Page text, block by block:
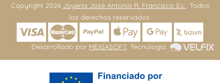
Copyright 2026 Joyeria José Antonio R. Francisco S.L.. Todos
los derechos reservados.
Desarrollado por MEIGASOFT . Tecnología